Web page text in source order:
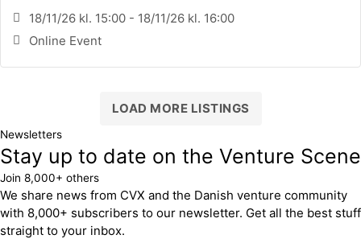
18/11/26 kl. 15:00 - 18/11/26 kl. 16:00
Online Event
LOAD MORE LISTINGS
Newsletters
Stay up to date on the Venture Scene
Join 8,000+ others
We share news from CVX and the Danish venture community
with 8,000+ subscribers to our newsletter. Get all the best stuff
straight to your inbox.